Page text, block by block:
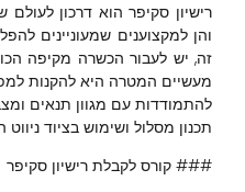
רישיון סקיפר הוא דרכון
והן למקצוענים שמעוניינים
זה, יש לעבור הכשרה מקיפה
מעשיים המטרה היא להקנות
להתמודדות עם מגוון תנאים
תכנון מסלול ושימוש בציוד
### קורס לקבלת רישיון סקיפר